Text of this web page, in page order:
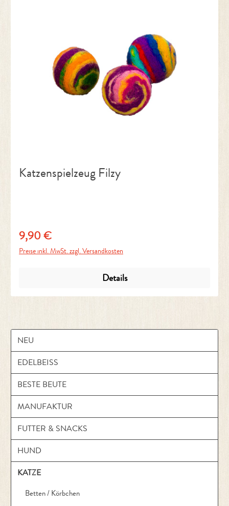
Katzenspielzeug Filzy
Regulärer Preis:
9,90 €
Preise inkl. MwSt. zzgl. Versandkosten
Details
NEU
EDELBEISS
BESTE BEUTE
MANUFAKTUR
FUTTER & SNACKS
HUND
KATZE
Betten / Körbchen